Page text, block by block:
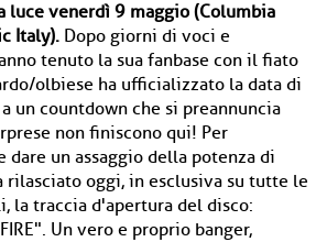
luce venerdì 9 maggio (Columbia
Italy). Dopo giorni di voci e
tenuto la sua fanbase con il fiato
olbiese ha ufficializzato la data di
un countdown che si preannuncia
non finiscono qui! Per
dare un assaggio della potenza di
rilasciato oggi, in esclusiva su tutte le
la traccia d'apertura del disco:
Un vero e proprio banger,